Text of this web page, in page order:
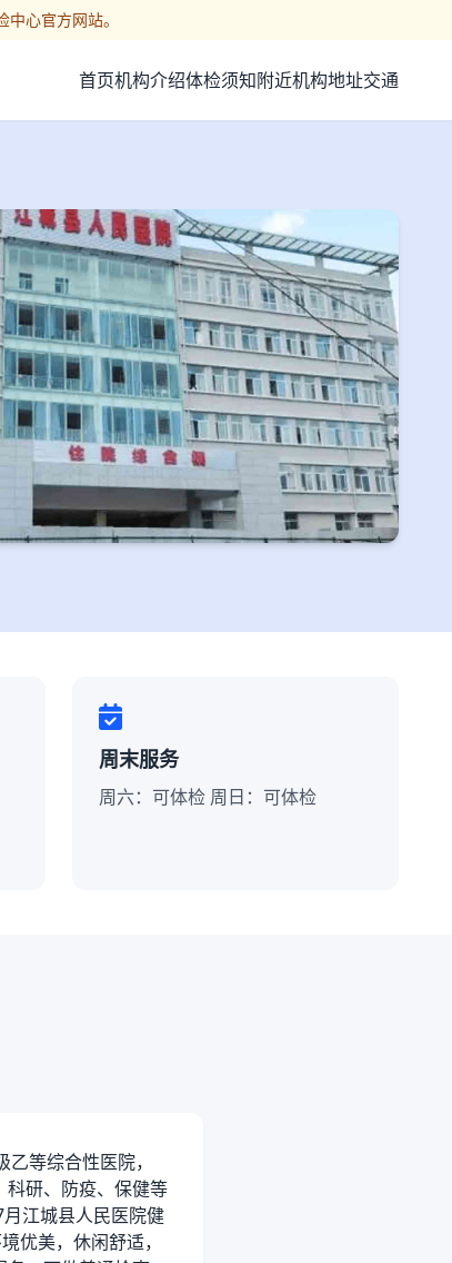
心官方网站。
首页机构介绍体检须知附近机构地址交通
周末服务
周六：可体检 周日：可体检
等综合性医院，
科研、防疫、保健等
江城县人民医院健
优美，休闲舒适，